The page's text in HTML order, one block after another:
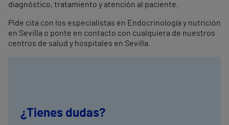
diagnóstico, tratamiento y atención al paciente.
Pide cita con los especialistas en Endocrinología y nutrición
en Sevilla o ponte en contacto con cualquiera de nuestros
centros de salud y hospitales en Sevilla.
¿Tienes dudas?